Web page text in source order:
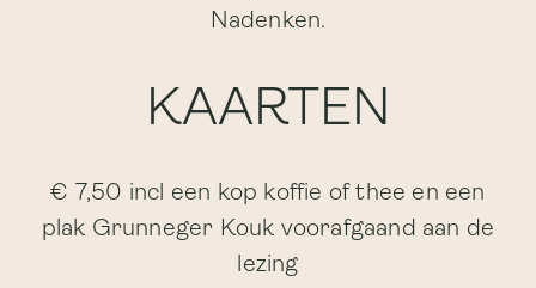
Nadenken.
KAARTEN
€ 7,50 incl een kop koffie of thee en een
plak Grunneger Kouk voorafgaand aan de
lezing